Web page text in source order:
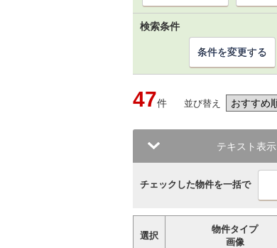
検索条件
条件を変更する
47件 並び替え
テキスト表示
チェックした物件を一括で
選択
物件タイプ
画像